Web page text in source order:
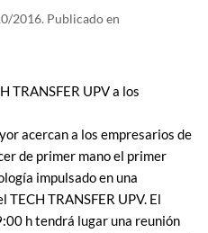
2016. Publicado en
TRANSFER UPV a los
acercan a los empresarios de
de primer mano el primer
impulsado en una
TRANSFER UPV. El
h tendrá lugar una reunión